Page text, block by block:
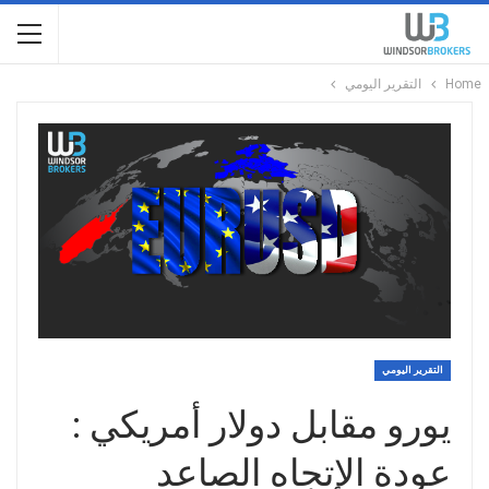
Home التقرير اليومي
التقرير اليومي
يورو مقابل دولار أمريكي :
عودة الإتجاه الصاعد